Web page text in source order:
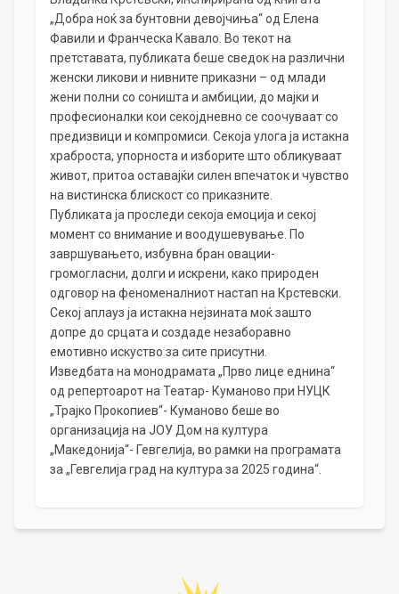
„Добра ноќ за бунтовни девојчиња“ од Елена
Фавили и Франческа Кавало. Во текот на
претставата, публиката беше сведок на различни
женски ликови и нивните приказни – од млади
жени полни со соништа и амбиции, до мајки и
професионалки кои секојдневно се соочуваат со
предизвици и компромиси. Секоја улога ја истакна
храброста, упорноста и изборите што обликуваат
живот, притоа оставајќи силен впечаток и чувство
на вистинска блискост со приказните.
Публиката ја проследи секоја емоција и секој
момент со внимание и воодушевување. По
завршувањето, избувна бран овации-
громогласни, долги и искрени, како природен
одговор на феноменалниот настап на Крстевски.
Секој аплауз ја истакна нејзината моќ зашто
допре до срцата и создаде незаборавно
емотивно искуство за сите присутни.
Изведбата на монодрамата „Прво лице еднина“
од репертоарот на Театар- Куманово при НУЦК
„Трајко Прокопиев“- Куманово беше во
организација на ЈОУ Дом на култура
„Македонија“- Гевгелија, во рамки на програмата
за „Гевгелија град на култура за 2025 година“.